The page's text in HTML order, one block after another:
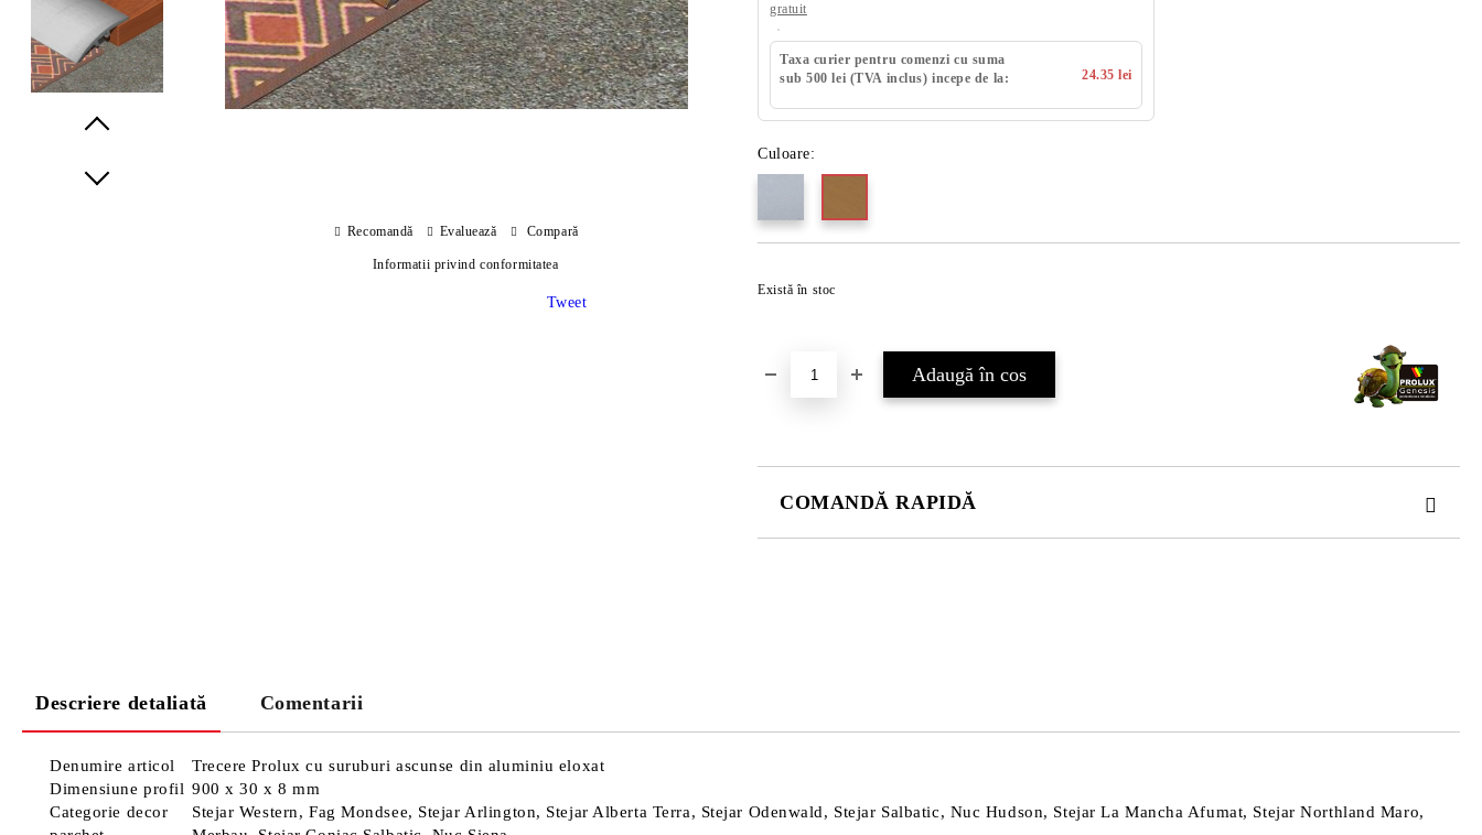
gratuit
Taxa curier pentru comenzi cu suma
sub 500 lei (TVA inclus) incepe de la:
24.35 lei
Culoare:
Există în stoc
COMANDĂ RAPIDĂ
Recomandă Evaluează Compară
Informatii privind conformitatea
Tweet
Descriere detaliată Comentarii
Denumire articol
Trecere Prolux cu suruburi ascunse din aluminiu eloxat
Dimensiune profil 900 x 30 x 8 mm
Categorie decor
Stejar Western, Fag Mondsee, Stejar Arlington, Stejar Alberta Terra, Stejar Odenwald, Stejar Salbatic, Nuc Hudson, Stejar La Mancha Afumat, Stejar Northland Maro,